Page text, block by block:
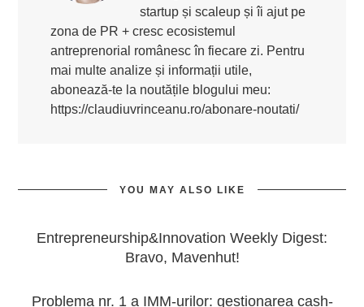
startup și scaleup și îi ajut pe
zona de PR + cresc ecosistemul
antreprenorial românesc în fiecare zi. Pentru
mai multe analize și informații utile,
abonează-te la noutățile blogului meu:
https://claudiuvrinceanu.ro/abonare-noutati/
YOU MAY ALSO LIKE
Entrepreneurship&Innovation Weekly Digest:
Bravo, Mavenhut!
Problema nr. 1 a IMM-urilor: gestionarea cash-